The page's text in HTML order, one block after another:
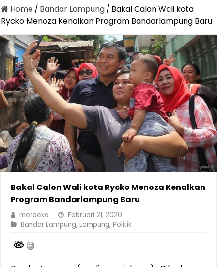
Home / Bandar Lampung/ Bakal Calon Wali kota
Rycko Menoza Kenalkan Program Bandarlampung Baru
Bakal Calon Wali kota Rycko Menoza Kenalkan
Program Bandarlampung Baru
merdeka
Februari 21, 2020
Bandar Lampung,Lampung,Politik